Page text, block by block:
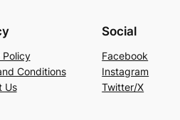
Policy
Conditions
Us
Social
Facebook
Instagram
Twitter/X